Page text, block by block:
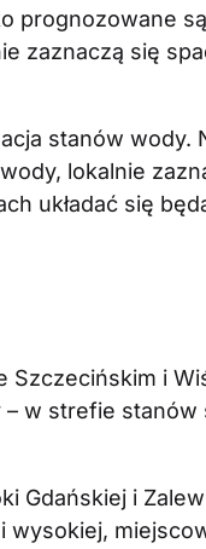
prognozowane są
zaznaczą się
stanów wody.
lokalnie
układać się
Szczecińskim i
– w strefie stanów
Gdańskiej i
wysokiej,